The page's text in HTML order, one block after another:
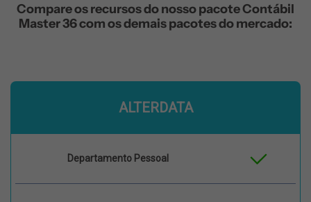
Compare os recursos do nosso pacote Contábil
Master 36 com os demais pacotes do mercado:
ALTERDATA
Departamento Pessoal